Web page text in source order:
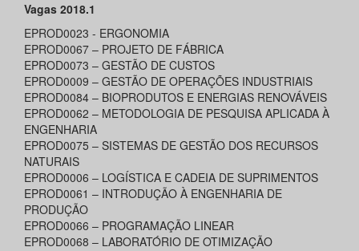
Vagas 2018.1
EPROD0023 - ERGONOMIA
EPROD0067 – PROJETO DE FÁBRICA
EPROD0073 – GESTÃO DE CUSTOS
EPROD0009 – GESTÃO DE OPERAÇÕES INDUSTRIAIS
EPROD0084 – BIOPRODUTOS E ENERGIAS RENOVÁVEIS
EPROD0062 – METODOLOGIA DE PESQUISA APLICADA À
ENGENHARIA
EPROD0075 – SISTEMAS DE GESTÃO DOS RECURSOS
NATURAIS
EPROD0006 – LOGÍSTICA E CADEIA DE SUPRIMENTOS
EPROD0061 – INTRODUÇÃO À ENGENHARIA DE
PRODUÇÃO
EPROD0066 – PROGRAMAÇÃO LINEAR
EPROD0068 – LABORATÓRIO DE OTIMIZAÇÃO